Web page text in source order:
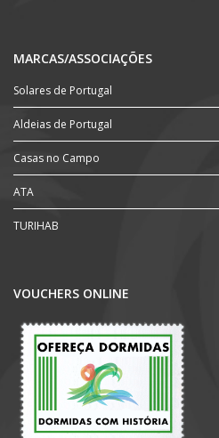
MARCAS/ASSOCIAÇÕES
Solares de Portugal
Aldeias de Portugal
Casas no Campo
ATA
TURIHAB
VOUCHERS ONLINE